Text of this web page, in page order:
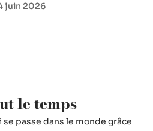
juin 2026
le temps
passe dans le monde grâce